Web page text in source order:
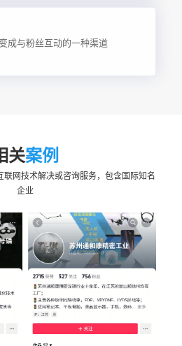
成与粉丝互动的一种渠道
关案例
联网技术解决或咨询服务，包含国际知名
企业